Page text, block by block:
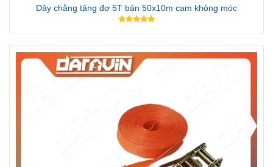
Dây chằng tăng đơ 5T bản 50x10m cam không móc